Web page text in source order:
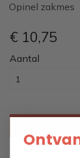
Opinel zakmes
€ 10,75
Aantal